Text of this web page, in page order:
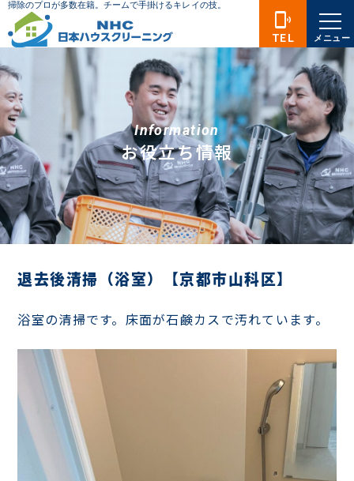
Information
お役立ち情報
退去後清掃（浴室）【京都市山科区】
浴室の清掃です。床面が石鹸カスで汚れています。
phonelink_ring
TEL メニュー